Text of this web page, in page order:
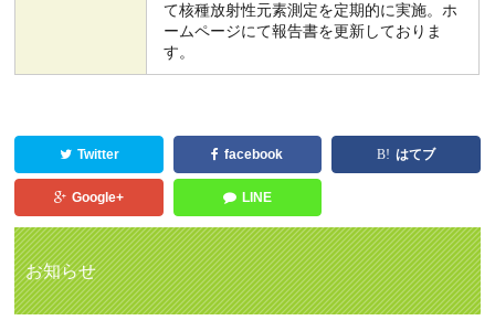
て核種放射性元素測定を定期的に実施。ホ
ームページにて報告書を更新しておりま
す。
Twitter facebook はてブ
Google+ LINE
お知らせ